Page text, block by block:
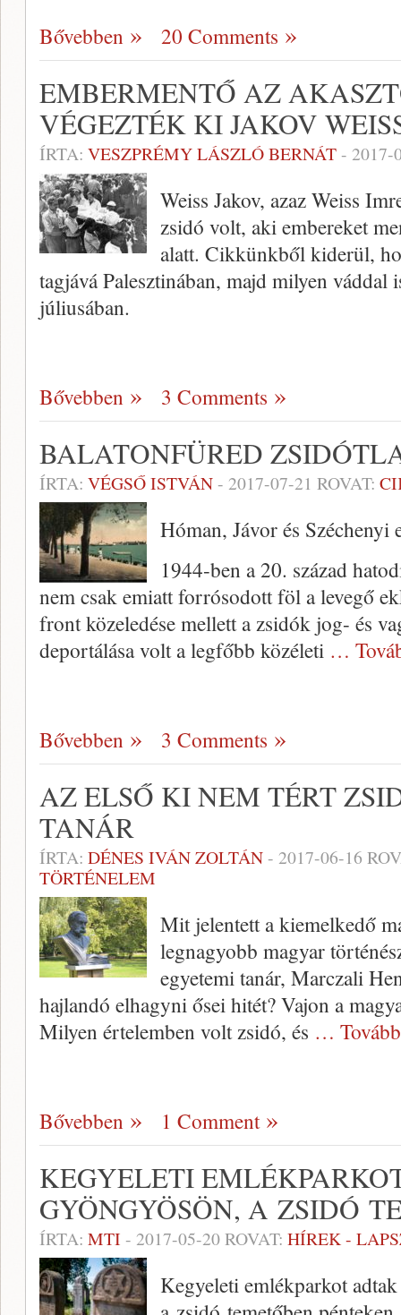
Bővebben 20 Comments
EMBERMENTŐ AZ
VÉGEZTÉK KI JAKOV
ÍRTA: VESZPRÉMY LÁSZLÓ BERNÁT- 2017-
Weiss Jakov, azaz Weiss
zsidó volt, aki embereket
alatt. Cikkünkből kiderül,
tagjává Palesztinában, majd milyen
júliusában.
Bővebben 3 Comments
BALATONFÜRED
ÍRTA: VÉGSŐ ISTVÁN- 2017-07-21 ROVAT:
Hóman, Jávor és Széchenyi
1944-ben a 20. század
nem csak emiatt forrósodott föl a levegő
front közeledése mellett a zsidók jog- és
deportálása volt a legfőbb közéleti …
Bővebben 3 Comments
AZ ELSŐ KI NEM TÉRT
TANÁR
ÍRTA: DÉNES IVÁN ZOLTÁN- 2017-06-16
TÖRTÉNELEM
Mit jelentett a kiemelkedő
legnagyobb magyar
egyetemi tanár, Marczali
hajlandó elhagyni ősei hitét? Vajon a
Milyen értelemben volt zsidó, és …
Bővebben 1 Comment
KEGYELETI
GYÖNGYÖSÖN, A ZSIDÓ
ÍRTA: MTI - 2017-05-20ROVAT: HÍREK -
Kegyeleti emlékparkot